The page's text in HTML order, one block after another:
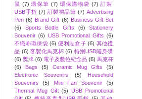
鼠 (7) 環保筆 (7) 環保購物袋 (7) 訂製
USB手指 (7) 訂製禮品筆 (7) Advertising
Pen (6) Brand Gift (6) Business Gift Set
(6)
Sports Bottle Gifts (6)
Stationery
Souvenir (6) USB Promotional Gifts (6)
不織布環保袋 (6) 便利貼盒子 (6) 其他禮
品 (6) 客製化馬克杯 (6) 特別USB隨身碟
(6) 獎牌 (6) 電子及數位紀念品 (6) 馬克杯
(6)
Bags (5) Ceramic Mug Gifts
(5)
Electronic Souvenirs
(5)
Household
Souvenirs
(5) Mini Fan Souvenir
(5)
Thermal Mug Gift (5)
USB Promotional